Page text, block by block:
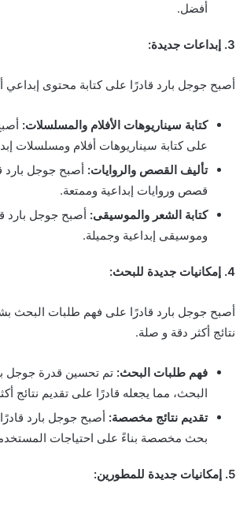
أفضل.
3. إبداعات جديدة:
أصبح جوجل بارد قادرًا على كتابة محتوى إبداعي
كتابة سيناريوهات الأفلام والمسلسلات:
على كتابة سيناريوهات أفلام ومسلسلات
تأليف القصص والروايات: أصبح جوجل بارد
قصص وروايات إبداعية وممتعة.
كتابة الشعر والموسيقى: أصبح جوجل بارد
وموسيقى إبداعية وجميلة.
4. إمكانيات جديدة للبحث:
أصبح جوجل بارد قادرًا على فهم طلبات البحث
نتائج أكثر دقة و صلة.
فهم طلبات البحث: تم تحسين قدرة جوجل
البحث، مما يجعله قادرًا على تقديم نتائج
تقديم نتائج مخصصة: أصبح جوجل بارد
بحث مخصصة بناءً على احتياجات
5. إمكانيات جديدة للمطورين: